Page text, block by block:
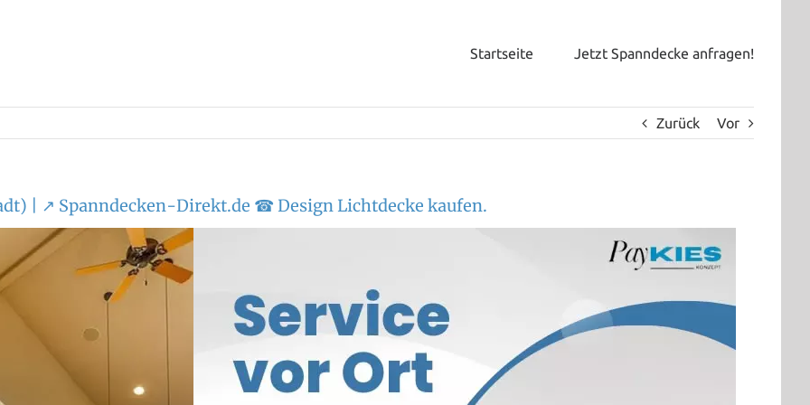
Startseite Jetzt Spanndecke anfragen!
Zurück Vor
| ↗️ Spanndecken-Direkt.de ☎ Design Lichtdecke kaufen.